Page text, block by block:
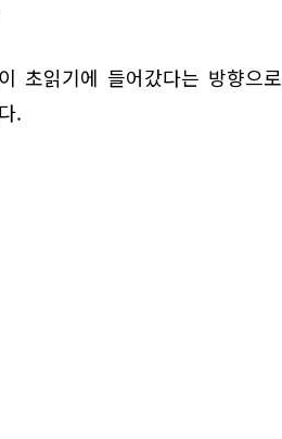
초읽기에 들어갔다는 방향으로
.